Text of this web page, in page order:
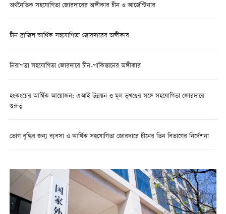
অর্থনৈতিক সহযোগিতা জোরদারের অঙ্গীকার চীন ও আর্জেন্টিনার
চীন-ব্রাজিল আর্থিক সহযোগিতা জোরদারের অঙ্গীকার
নিরাপত্তা সহযোগিতা জোরদারে চীন-পাকিস্তানের অঙ্গীকার
হংকংয়ের আর্থিক আয়োজন: এআই উন্নয়ন ও মূল ভূখণ্ডের সঙ্গে সহযোগিতা জোরদারে
গুরুত্ব
ভোগ বৃদ্ধির জন্য ব্যবসা ও আর্থিক সহযোগিতা জোরদারে চীনের তিন বিভাগের নির্দেশনা